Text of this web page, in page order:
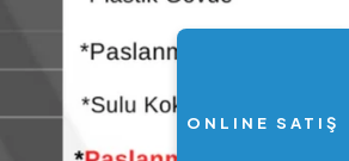
ONLINE SATIŞ